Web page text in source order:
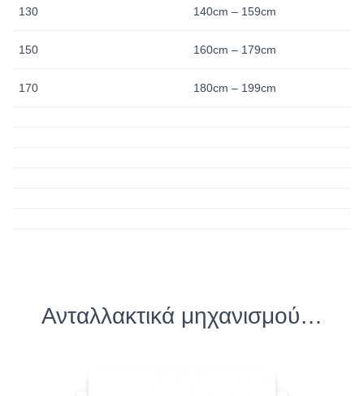
130 140cm – 159cm
150 160cm – 179cm
170 180cm – 199cm
Ανταλλακτικά μηχανισμού…